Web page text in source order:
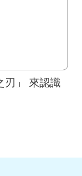
刃」 來認識